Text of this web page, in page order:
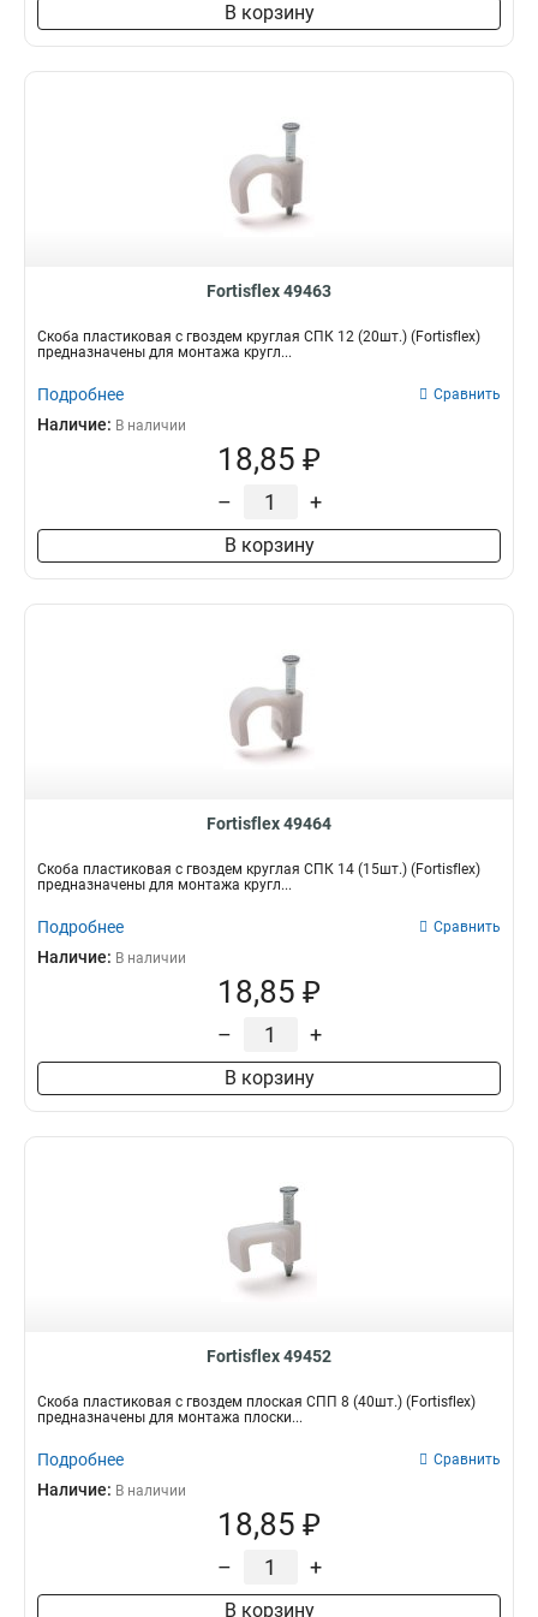
В корзину
Fortisflex 49463
Скоба пластиковая с гвоздем круглая СПК 12 (20шт.) (Fortisflex)
предназначены для монтажа кругл...
Подробнее Сравнить
Наличие: В наличии
18,85 ₽
– +
В корзину
Fortisflex 49464
Скоба пластиковая с гвоздем круглая СПК 14 (15шт.) (Fortisflex)
предназначены для монтажа кругл...
Подробнее Сравнить
Наличие: В наличии
18,85 ₽
– +
В корзину
Fortisflex 49452
Скоба пластиковая с гвоздем плоская СПП 8 (40шт.) (Fortisflex)
предназначены для монтажа плоски...
Подробнее Сравнить
Наличие: В наличии
18,85 ₽
– +
В корзину